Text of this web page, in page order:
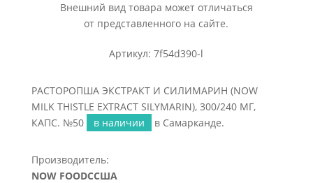
Внешний вид товара может отличаться
от представленного на сайте.
Артикул: 7f54d390-l
РАСТОРОПША ЭКСТРАКТ И СИЛИМАРИН (NOW
MILK THISTLE EXTRACT SILYMARIN), 300/240 МГ,
КАПС. №50
в наличии в Самарканде.
Производитель:
NOW FOODCСША